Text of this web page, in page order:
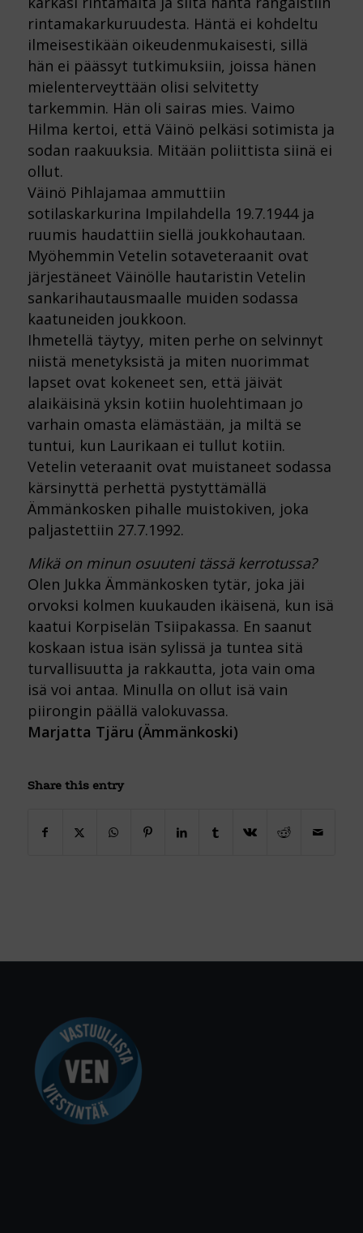
rintamakarkuruudesta. Häntä ei kohdeltu
ilmeisestikään oikeudenmukaisesti, sillä
hän ei päässyt tutkimuksiin, joissa hänen
mielenterveyttään olisi selvitetty
tarkemmin. Hän oli sairas mies. Vaimo
Hilma kertoi, että Väinö pelkäsi sotimista ja
sodan raakuuksia. Mitään poliittista siinä ei
ollut.
Väinö Pihlajamaa ammuttiin
sotilaskarkurina Impilahdella 19.7.1944 ja
ruumis haudattiin siellä joukkohautaan.
Myöhemmin Vetelin sotaveteraanit ovat
järjestäneet Väinölle hautaristin Vetelin
sankarihautausmaalle muiden sodassa
kaatuneiden joukkoon.
Ihmetellä täytyy, miten perhe on selvinnyt
niistä menetyksistä ja miten nuorimmat
lapset ovat kokeneet sen, että jäivät
alaikäisinä yksin kotiin huolehtimaan jo
varhain omasta elämästään, ja miltä se
tuntui, kun Laurikaan ei tullut kotiin.
Vetelin veteraanit ovat muistaneet sodassa
kärsinyttä perhettä pystyttämällä
Ämmänkosken pihalle muistokiven, joka
paljastettiin 27.7.1992.
Mikä on minun osuuteni tässä kerrotussa?
Olen Jukka Ämmänkosken tytär, joka jäi
orvoksi kolmen kuukauden ikäisenä, kun isä
kaatui Korpiselän Tsiipakassa. En saanut
koskaan istua isän sylissä ja tuntea sitä
turvallisuutta ja rakkautta, jota vain oma
isä voi antaa. Minulla on ollut isä vain
piirongin päällä valokuvassa.
Marjatta Tjäru (Ämmänkoski)
Share this entry